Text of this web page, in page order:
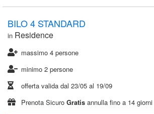
BILO 4 STANDARD
in Residence
massimo 4 persone
minimo 2 persone
offerta valida dal 23/05 al 19/09
Prenota Sicuro Gratis annulla fino a 14 giorni